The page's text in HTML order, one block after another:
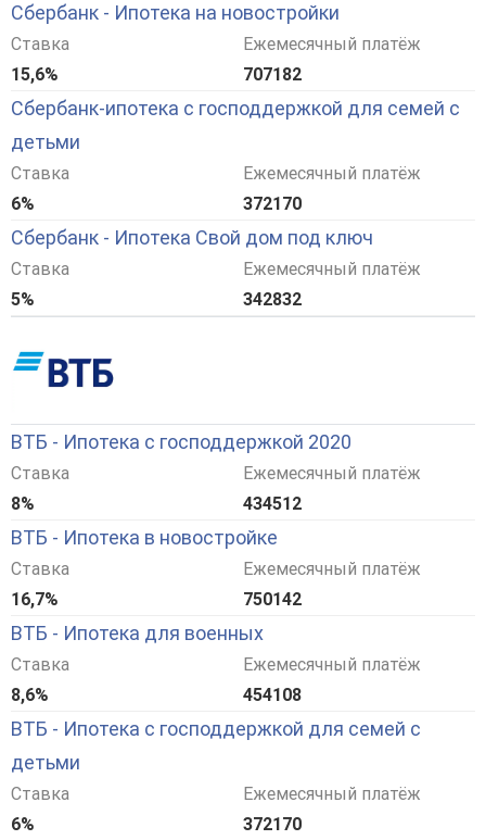
Сбербанк - Ипотека на новостройки
Ставка
15,6%
Ежемесячный платёж
707182
Сбербанк-ипотека с господдержкой для семей с
детьми
Ставка
6%
Ежемесячный платёж
372170
Сбербанк - Ипотека Свой дом под ключ
Ставка
5%
Ежемесячный платёж
342832
ВТБ - Ипотека с господдержкой 2020
Ставка
8%
Ежемесячный платёж
434512
ВТБ - Ипотека в новостройке
Ставка
16,7%
Ежемесячный платёж
750142
ВТБ - Ипотека для военных
Ставка
8,6%
Ежемесячный платёж
454108
ВТБ - Ипотека с господдержкой для семей с
детьми
Ставка
6%
Ежемесячный платёж
372170